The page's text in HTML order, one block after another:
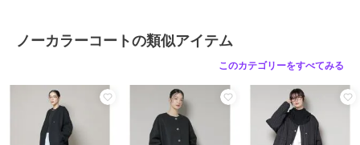
ストを作成！
いち早く特典情報をゲットして、お買い物をよりお楽しみください。
model: H168cm 着用
サイズ: FREE
ノーカラーコートの類似アイテム
このカテゴリーをすべてみる